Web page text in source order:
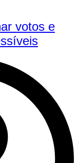
votos e